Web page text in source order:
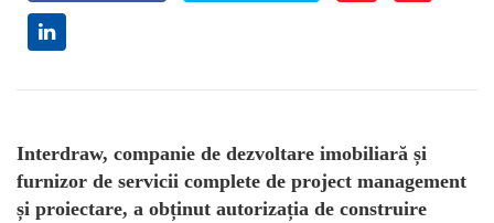
Interdraw, companie de dezvoltare imobiliară și
furnizor de servicii complete de project management
și proiectare, a obținut autorizația de construire